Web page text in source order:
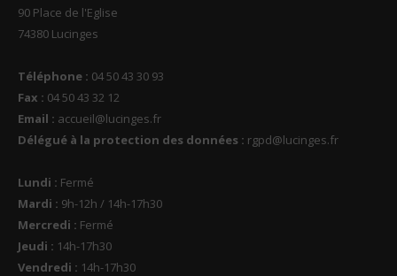
90 Place de l'Eglise
74380 Lucinges
Téléphone : 04 50 43 30 93
Fax : 04 50 43 32 12
Email : accueil@lucinges.fr
Délégué à la protection des données : rgpd@lucinges.fr
Lundi : Fermé
Mardi : 9h-12h / 14h-17h30
Mercredi : Fermé
Jeudi : 14h-17h30
Vendredi : 14h-17h30